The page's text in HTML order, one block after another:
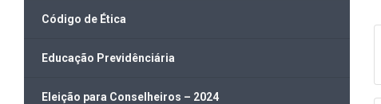
Código de Ética
Educação Previdênciária
Eleição para Conselheiros – 2024